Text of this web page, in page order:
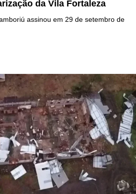
da Vila Fortaleza
assinou em 29 de setembro de